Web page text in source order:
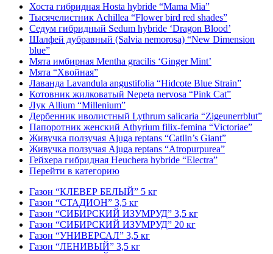
Хоста гибридная Hosta hybride “Mama Mia”
Тысячелистник Achillea “Flower bird red shades”
Седум гибридный Sedum hybride ‘Dragon Blood’
Шалфей дубравный (Salvia nemorosa) “New Dimension
blue”
Мята имбирная Mentha gracilis ‘Ginger Mint’
Мята “Хвойная”
Лаванда Lavandula angustifolia “Hidcote Blue Strain”
Котовник жилковатый Nepeta nervosa “Pink Cat”
Лук Allium “Millenium”
Дербенник иволистный Lythrum salicaria “Zigeunerrblut”
Папоротник женский Athyrium filix-femina “Victoriae”
Живучка ползучая Ajuga reptans “Catlin’s Giant”
Живучка ползучая Ajuga reptans “Atropurpurea”
Гейхера гибридная Heuchera hybride “Electra”
Перейти в категорию
Газон “КЛЕВЕР БЕЛЫЙ” 5 кг
Газон “СТАДИОН” 3,5 кг
Газон “СИБИРСКИЙ ИЗУМРУД” 3,5 кг
Газон “СИБИРСКИЙ ИЗУМРУД” 20 кг
Газон “УНИВЕРСАЛ” 3,5 кг
Газон “ЛЕНИВЫЙ” 3,5 кг